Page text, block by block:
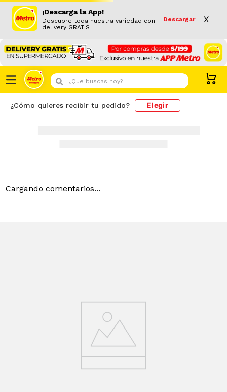
¡Descarga la App!
Descubre toda nuestra variedad con
delivery GRATIS
Descargar X
¿Que buscas hoy?
¿Cómo quieres recibir tu pedido? Elegir
Cargando comentarios...